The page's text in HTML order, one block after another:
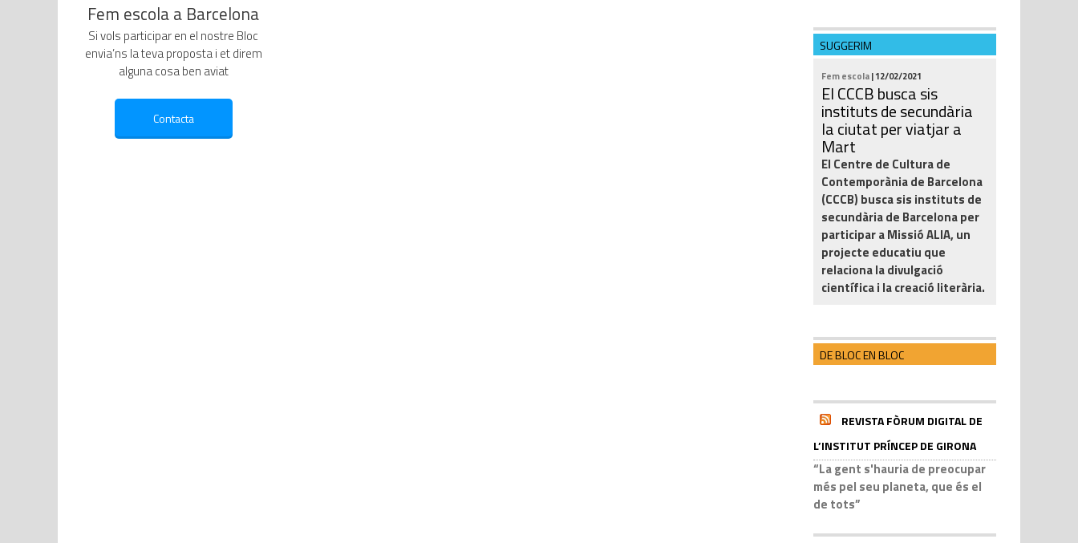
Fem escola a Barcelona
Si vols participar en el nostre Bloc
envia’ns la teva proposta i et direm
alguna cosa ben aviat
SUGGERIM
Fem escola| 12/02/2021
El CCCB busca sis
instituts de secundària
la ciutat per viatjar a
Mart
El Centre de Cultura de
Contemporània de Barcelona
(CCCB) busca sis instituts de
secundària de Barcelona per
participar a Missió ALIA, un
projecte educatiu que
relaciona la divulgació
científica i la creació literària.
DE BLOC EN BLOC
REVISTA FÒRUM DIGITAL DE
L’INSTITUT PRÍNCEP DE GIRONA
“La gent s'hauria de preocupar
més pel seu planeta, que és el
de tots”